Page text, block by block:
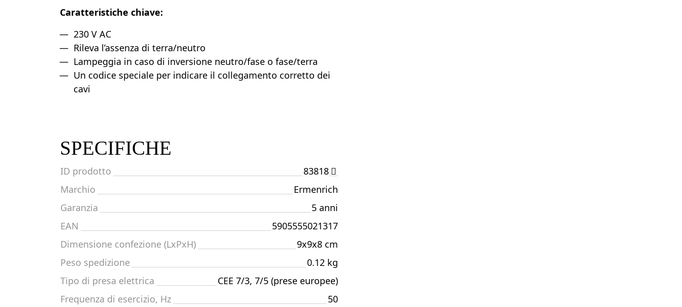
Caratteristiche chiave:
230 V AC
Rileva l’assenza di terra/neutro
Lampeggia in caso di inversione neutro/fase o fase/terra
Un codice speciale per indicare il collegamento corretto dei
cavi
SPECIFICHE
ID prodotto
83818
Marchio
Ermenrich
Garanzia
5 anni
EAN
5905555021317
Dimensione confezione (LxPxH)
9x9x8 cm
Peso spedizione
0.12 kg
Tipo di presa elettrica
CEE 7/3, 7/5 (prese europee)
Frequenza di esercizio, Hz
50